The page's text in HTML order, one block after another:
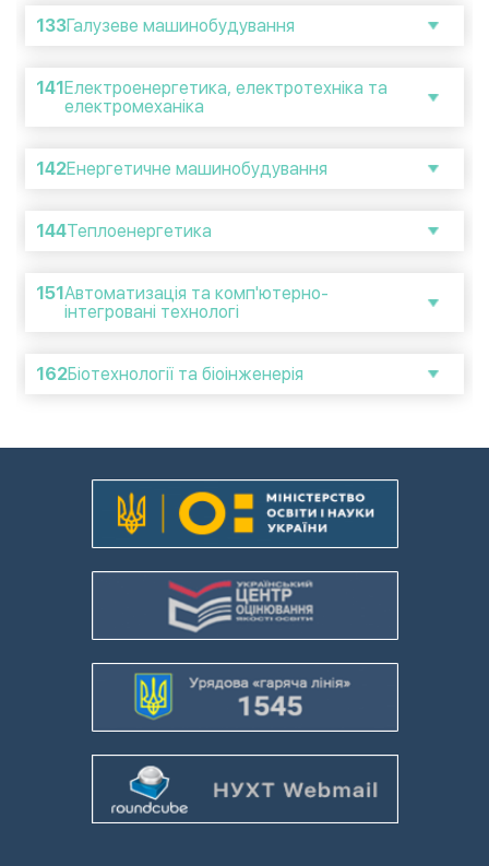
133Галузеве машинобудування
141Електроенергетика, електротехніка та
електромеханіка
142Енергетичне машинобудування
144Теплоенергетика
151Автоматизація та комп'ютерно-
інтегровані технологі
162Біотехнології та біоінженерія